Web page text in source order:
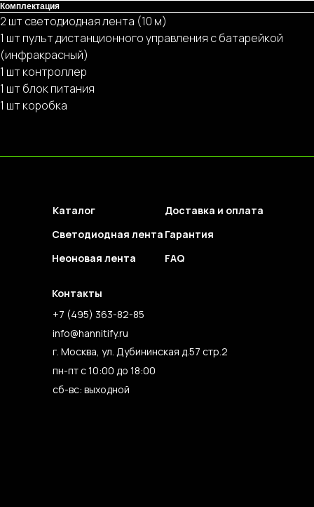
Комплектация
2 шт светодиодная лента (10 м)
1 шт пульт дистанционного управления с батарейкой
(инфракрасный)
1 шт контроллер
1 шт блок питания
1 шт коробка
FAQ
info@hannitify.ru
Неоновая лента
пн-пт с 10:00 до 18:00
сб-вс: выходной
Гарантия
+7 (495) 363-82-85
Светодиодная лента
г. Москва, ул. Дубининская д.57 стр.2
Доставка и оплата
Контакты
Каталог